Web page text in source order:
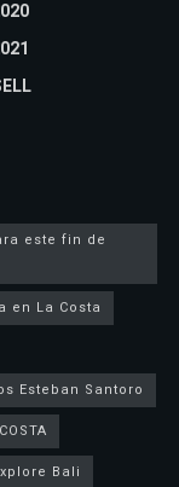
este fin de
en La Costa
Esteban Santoro
Bali